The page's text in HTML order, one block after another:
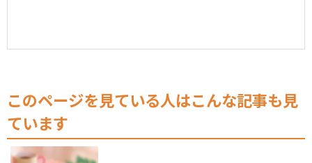
このページを見ている人はこんな記事も見
ています